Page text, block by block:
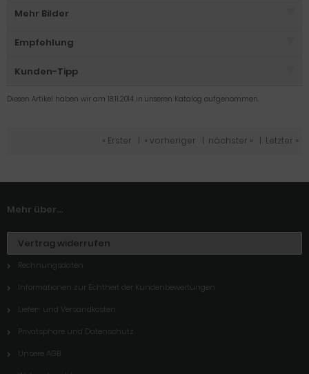
Mehr Bilder
Empfehlung
Kunden-Tipp
Diesen Artikel haben wir am 18.11.2014 in unseren Katalog aufgenommen.
« Erster « vorheriger nächster » Letzter »
Mehr über...
Vertrag widerrufen
Rechnungsdaten
Informationen zur Echtheit der Kundenbewertungen
Liefer- und Versandkosten
Privatsphäre und Datenschutz
Unsere AGB